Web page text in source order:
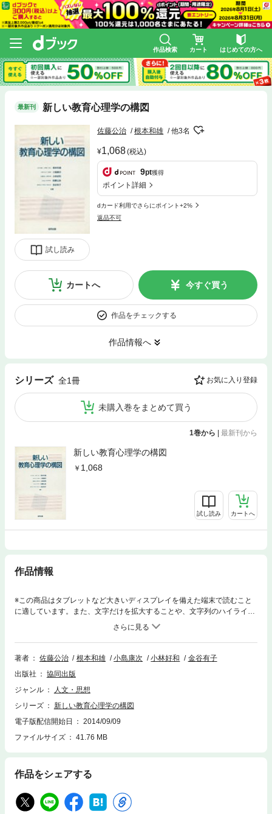
作品検索 カート はじめての方へ
最新刊 新しい教育心理学の構図
試し読み
佐藤公治 根本和雄 他3名
1,068(税込)
9pt獲得
ポイント詳細
dカード利用でさらにポイント+2%
返品不可
カートへ 今すぐ買う
作品をチェックする
作品情報へ
シリーズ 全1冊 お気に入り登録
未購入巻をまとめて買う
1巻から | 最新刊から
新しい教育心理学の構図
1,068
試し読み カートへ
作品情報
※この商品はタブレットなど大きいディスプレイを備えた端末で読むこと
に適しています。また、文字だけを拡大することや、文字列のハイライ
ト、検索、辞書の参照、引用などの機能が使用できません。従来の教科書
に飽き足りない5人の若手研究者によって書かれた「冒険的」教育心理学
テキスト。研究のための研究、実験のための実験を排し、目的の明確な研
究によって議論を組み立て、また教育を教師の一方的な活動や単なる子ど
みるなど斬新な視点で解説する。
著者 佐藤公治 根本和雄 小島康次 小林好和
金谷有子
出版社
協同出版
ジャンル
人文・思想
シリーズ
新しい教育心理学の構図
電子版配信開始日
2014/09/09
ファイルサイズ
41.76 MB
作品をシェアする